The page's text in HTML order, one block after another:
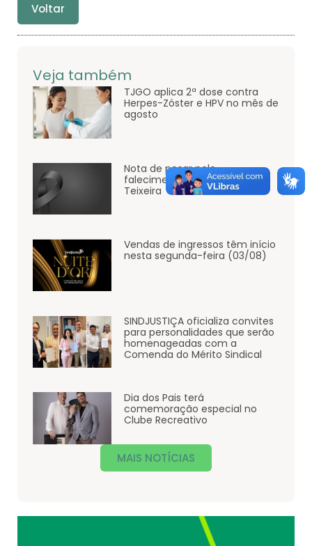
Voltar
Veja também
TJGO aplica 2ª dose contra
Herpes-Zóster e HPV no mês de
agosto
Nota de pesar pelo
falecimento de João de Paula
Teixeira
Vendas de ingressos têm início
nesta segunda-feira (03/08)
SINDJUSTIÇA oficializa convites
para personalidades que serão
homenageadas com a
Comenda do Mérito Sindical
Dia dos Pais terá
comemoração especial no
Clube Recreativo
MAIS NOTÍCIAS